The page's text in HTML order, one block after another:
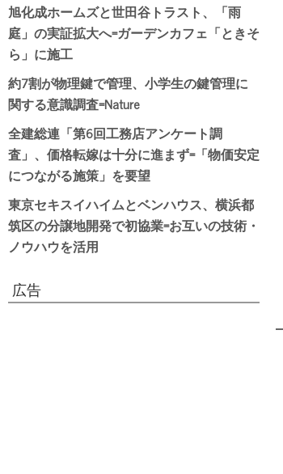
旭化成ホームズと世田谷トラスト、「雨
庭」の実証拡大へ=ガーデンカフェ「ときそ
ら」に施工
約7割が物理鍵で管理、小学生の鍵管理に
関する意識調査=Nature
全建総連「第6回工務店アンケート調
査」、価格転嫁は十分に進まず=「物価安定
につながる施策」を要望
東京セキスイハイムとベンハウス、横浜都
筑区の分譲地開発で初協業=お互いの技術・
ノウハウを活用
広告